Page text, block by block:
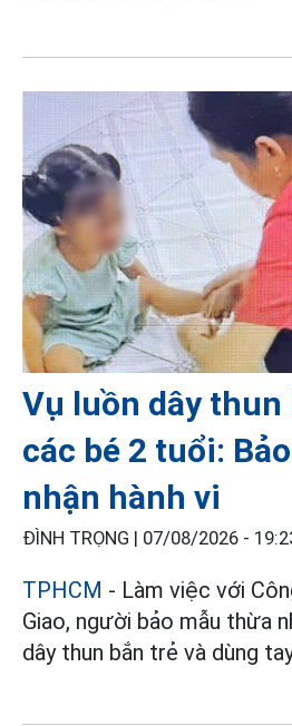
Vụ luồn dây thun
các bé 2 tuổi:
nhận hành vi
ĐÌNH TRỌNG | 07/08/2026 -
TPHCM - Làm việc với
Giao, người bảo mẫu thừa
dây thun bắn trẻ và dùng